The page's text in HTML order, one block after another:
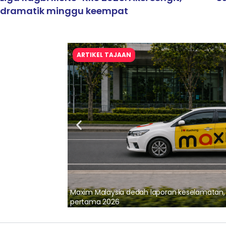
dramatik minggu keempat
ARTIKEL TAJAAN
Maxim Malaysia dedah laporan
pertama 2026